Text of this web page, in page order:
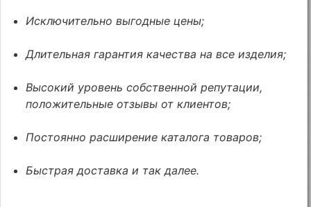
Исключительно выгодные цены;
Длительная гарантия качества на все изделия;
Высокий уровень собственной репутации,
положительные отзывы от клиентов;
Постоянно расширение каталога товаров;
Быстрая доставка и так далее.